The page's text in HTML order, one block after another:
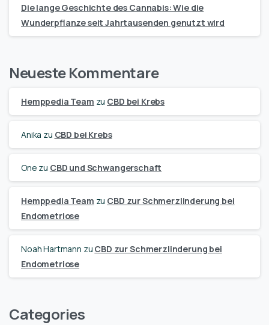
Die lange Geschichte des Cannabis: Wie die
Wunderpflanze seit Jahrtausenden genutzt wird
Neueste Kommentare
Hemppedia Team zu CBD bei Krebs
Anika zu CBD bei Krebs
One zu CBD und Schwangerschaft
Hemppedia Team zu CBD zur Schmerzlinderung bei
Endometriose
Noah Hartmann zu CBD zur Schmerzlinderung bei
Endometriose
Categories